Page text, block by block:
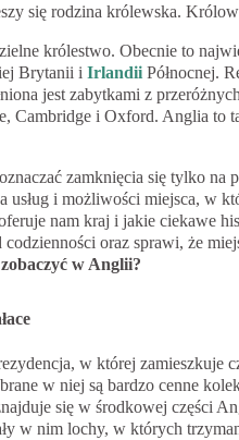
się rodzina królewska.
królestwo. Obecnie to
Brytanii i Irlandii Północnej.
jest zabytkami z
Cambridge i Oxford. Anglia to
zamknięcia się tylko
usług i możliwości miejsca, w
nam kraj i jakie ciekawe
codzienności oraz sprawi, że
w Anglii?
w której zamieszkuje
w niej są bardzo cenne
się w środkowej części
w nim lochy, w których